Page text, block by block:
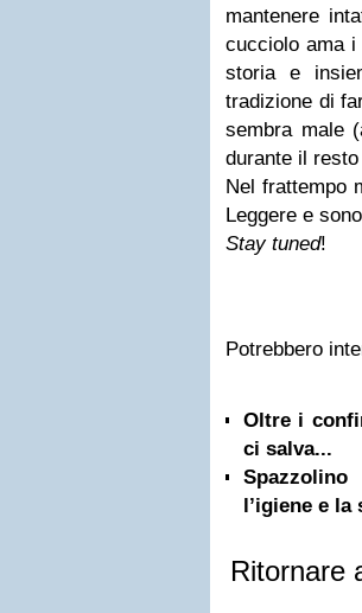
mantenere
cucciolo ama
storia e
tradizione di
sembra male
durante il resto
Nel frattempo
Leggere e
Stay tuned!
Potrebbero
Oltre i
ci salva...
l’igiene e la
Ritornare